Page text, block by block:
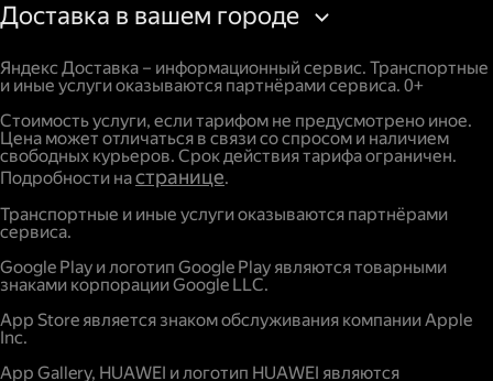
Доставка в вашем городе
Яндекс Доставка – информационный сервис. Транспортные
и иные услуги оказываются партнёрами сервиса. 0+
Стоимость услуги, если тарифом не предусмотрено иное.
Цена может отличаться в связи со спросом и наличием
свободных курьеров. Срок действия тарифа ограничен.
Подробности настранице.
Транспортные и иные услуги оказываются партнёрами
сервиса.
Google Play и логотип Google Play являются товарными
знаками корпорации Google LLC.
App Store является знаком обслуживания компании Apple
Inc.
App Gallery, HUAWEI и логотип HUAWEI являются